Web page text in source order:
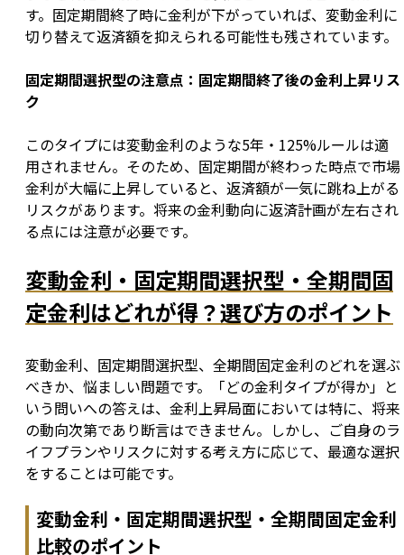
す。固定期間終了時に金利が下がっていれば、変動金利に
切り替えて返済額を抑えられる可能性も残されています。
固定期間選択型の注意点：固定期間終了後の金利上昇リス
ク
このタイプには変動金利のような5年・125%ルールは適
用されません。そのため、固定期間が終わった時点で市場
金利が大幅に上昇していると、返済額が一気に跳ね上がる
リスクがあります。将来の金利動向に返済計画が左右され
る点には注意が必要です。
変動金利・固定期間選択型・全期間固
定金利はどれが得？選び方のポイント
変動金利、固定期間選択型、全期間固定金利のどれを選ぶ
べきか、悩ましい問題です。「どの金利タイプが得か」と
いう問いへの答えは、金利上昇局面においては特に、将来
の動向次第であり断言はできません。しかし、ご自身のラ
イフプランやリスクに対する考え方に応じて、最適な選択
をすることは可能です。
変動金利・固定期間選択型・全期間固定金利
比較のポイント